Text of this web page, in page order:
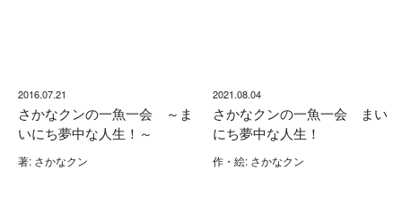
2016.07.21
さかなクンの一魚一会 ～ま
いにち夢中な人生！～
著: さかなクン
2021.08.04
さかなクンの一魚一会 まい
にち夢中な人生！
作・絵: さかなクン